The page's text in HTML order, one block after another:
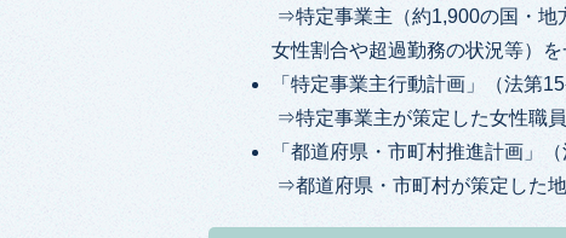
⇒特定事業主（約1,900の国・地
女性割合や超過勤務の状況等）
「特定事業主行動計画」（法第15
⇒特定事業主が策定した女性職
「都道府県・市町村推進計画」（
⇒都道府県・市町村が策定した